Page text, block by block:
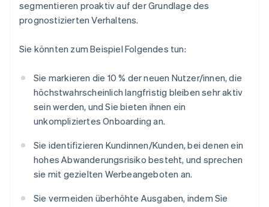
segmentieren proaktiv auf der Grundlage des
prognostizierten Verhaltens.
Sie könnten zum Beispiel Folgendes tun:
Sie markieren die 10 % der neuen Nutzer/innen, die
höchstwahrscheinlich langfristig bleiben sehr aktiv
sein werden, und Sie bieten ihnen ein
unkompliziertes Onboarding an.
Sie identifizieren Kundinnen/Kunden, bei denen ein
hohes Abwanderungsrisiko besteht, und sprechen
sie mit gezielten Werbeangeboten an.
Sie vermeiden überhöhte Ausgaben, indem Sie